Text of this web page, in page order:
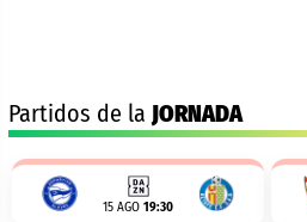
Partidos de la JORNADA
15 AGO 19:30